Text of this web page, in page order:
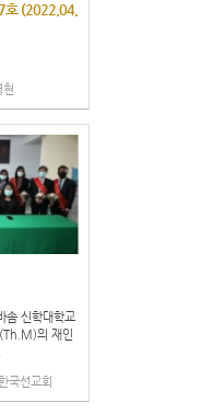
호 (2022.04.
현
솜 신학대학교
의 재인
국선교회